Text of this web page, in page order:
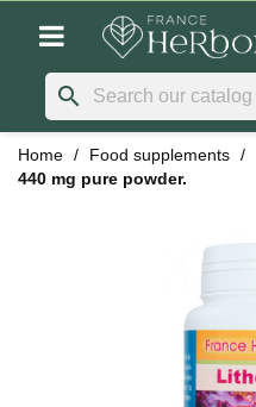
search
Home Food supplements
440 mg pure powder.